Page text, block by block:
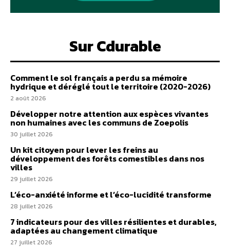
Sur Cdurable
Comment le sol français a perdu sa mémoire
hydrique et déréglé tout le territoire (2020-2026)
2 août 2026
Développer notre attention aux espèces vivantes
non humaines avec les communs de Zoepolis
30 juillet 2026
Un kit citoyen pour lever les freins au
développement des forêts comestibles dans nos
villes
29 juillet 2026
L’éco-anxiété informe et l’éco-lucidité transforme
28 juillet 2026
7 indicateurs pour des villes résilientes et durables,
adaptées au changement climatique
27 juillet 2026